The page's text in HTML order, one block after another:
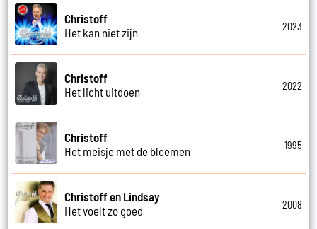
Christoff
Het kan niet zijn
2023
Christoff
Het licht uitdoen
2022
Christoff
Het meisje met de bloemen
1995
Christoff en Lindsay
Het voelt zo goed
2008